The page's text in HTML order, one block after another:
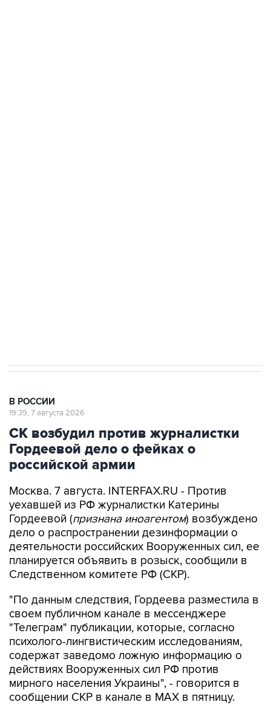
В РОССИИ
19:39, 7 августа 2026
СК возбудил против журналистки
Гордеевой дело о фейках о
российской армии
Москва. 7 августа. INTERFAX.RU - Против
уехавшей из РФ журналистки Катерины
Гордеевой (признана иноагентом) возбуждено
дело о распространении дезинформации о
деятельности российских Вооруженных сил, ее
планируется объявить в розыск, сообщили в
Следственном комитете РФ (СКР).
"По данным следствия, Гордеева разместила в
своем публичном канале в мессенджере
"Телеграм" публикации, которые, согласно
психолого-лингвистическим исследованиям,
содержат заведомо ложную информацию о
действиях Вооруженных сил РФ против
мирного населения Украины", - говорится в
сообщении СКР в канале в MAX в пятницу.